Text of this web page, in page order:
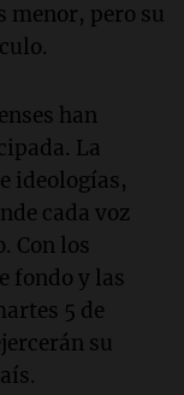
menor, pero su
han
La
ideologías,
cada voz
Con los
fondo y las
5 de
su